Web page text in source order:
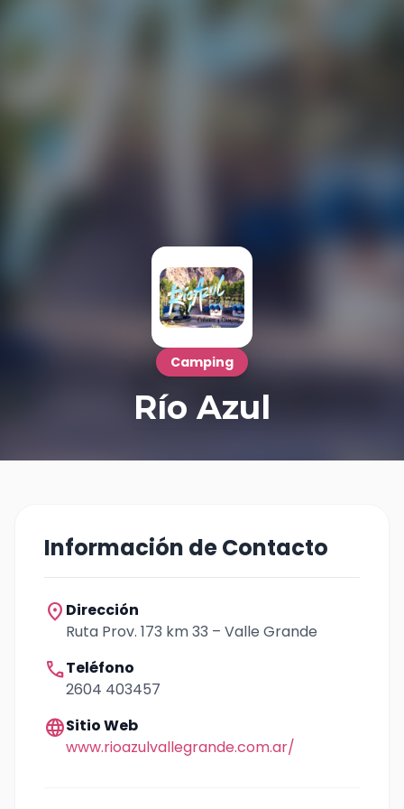
Camping
Río Azul
Información de Contacto
location_on Dirección
Ruta Prov. 173 km 33 – Valle Grande
callTeléfono
2604 403457
languageSitio Web
www.rioazulvallegrande.com.ar/